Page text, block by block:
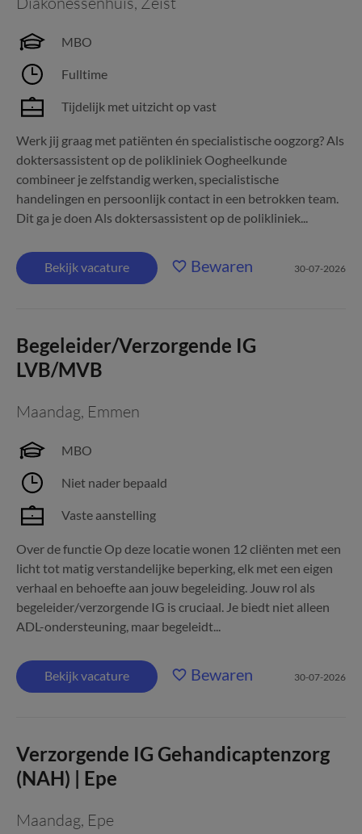
MBO
Fulltime
Tijdelijk met uitzicht op vast
Werk jij graag met patiënten én specialistische oogzorg? Als
doktersassistent op de polikliniek Oogheelkunde
combineer je zelfstandig werken, specialistische
handelingen en persoonlijk contact in een betrokken team.
Dit ga je doen Als doktersassistent op de polikliniek...
Bekijk vacature Bewaren 30-07-2026
Begeleider/Verzorgende IG
LVB/MVB
Maandag, Emmen
MBO
Niet nader bepaald
Vaste aanstelling
Over de functie Op deze locatie wonen 12 cliënten met een
licht tot matig verstandelijke beperking, elk met een eigen
verhaal en behoefte aan jouw begeleiding. Jouw rol als
begeleider/verzorgende IG is cruciaal. Je biedt niet alleen
ADL-ondersteuning, maar begeleidt...
Bekijk vacature Bewaren 30-07-2026
Verzorgende IG Gehandicaptenzorg
(NAH) | Epe
Maandag, Epe